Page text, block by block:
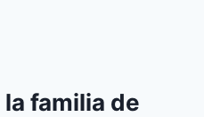
familia de